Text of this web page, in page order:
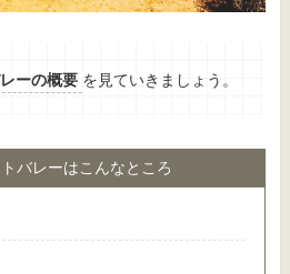
ーの概要 を見ていきましょう。
バレーはこんなところ